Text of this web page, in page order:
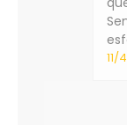
11/